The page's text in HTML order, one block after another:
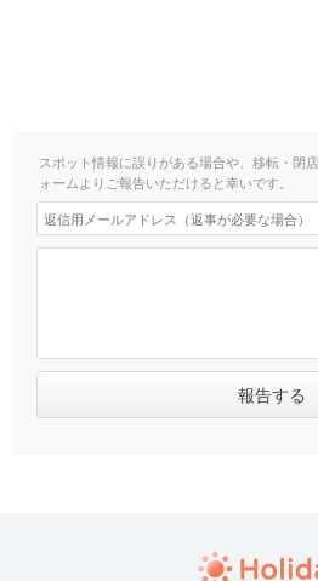
スポット情報に誤りがある場合や、移転・閉
ォームよりご報告いただけると幸いです。